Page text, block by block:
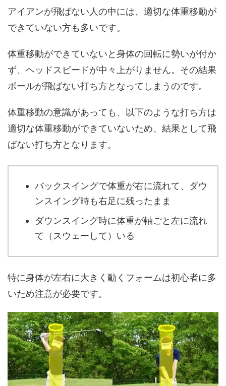
アイアンが飛ばない人の中には、適切な体重移動が
できていない方も多いです。
体重移動ができていないと身体の回転に勢いが付か
ず、ヘッドスピードが中々上がりません。その結果
ボールが飛ばない打ち方となってしまうのです。
体重移動の意識があっても、以下のような打ち方は
適切な体重移動ができていないため、結果として飛
ばない打ち方となります。
バックスイングで体重が右に流れて、ダウ
ンスイング時も右足に残ったまま
ダウンスイング時に体重が軸ごと左に流れ
て（スウェーして）いる
特に身体が左右に大きく動くフォームは初心者に多
いため注意が必要です。